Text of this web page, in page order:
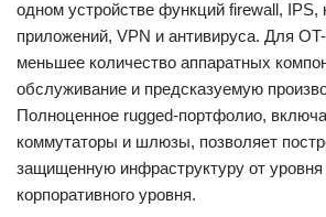
одном устройстве функций firewall, IPS,
приложений, VPN и антивируса. Для
меньшее количество аппаратных
обслуживание и предсказуемую
Полноценное rugged-портфолио,
коммутаторы и шлюзы, позволяет
защищенную инфраструктуру от уровня
корпоративного уровня.